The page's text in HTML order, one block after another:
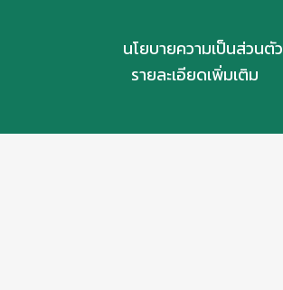
นโยบายความเป็นส่วนตัว
รายละเอียดเพิ่มเติม